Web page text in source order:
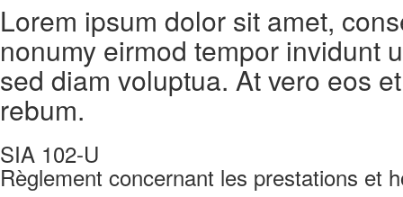
Lorem ipsum dolor sit amet,
nonumy eirmod tempor invidunt
sed diam voluptua. At vero eos
rebum.
SIA 102-U
Règlement concernant les prestations et